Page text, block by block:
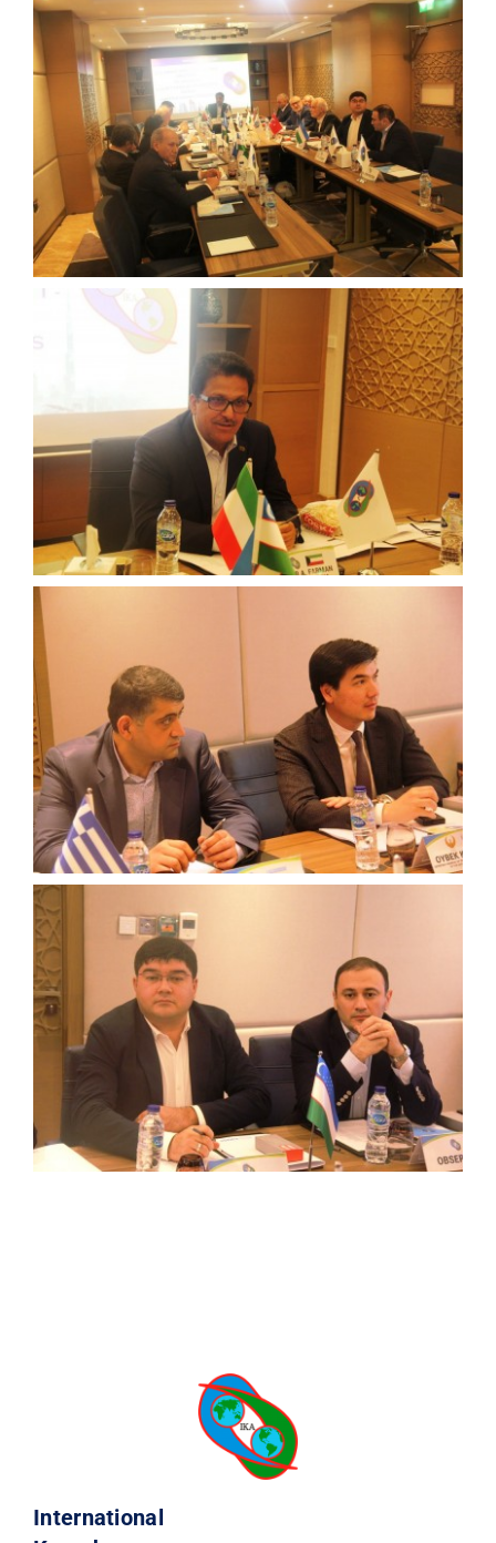
International